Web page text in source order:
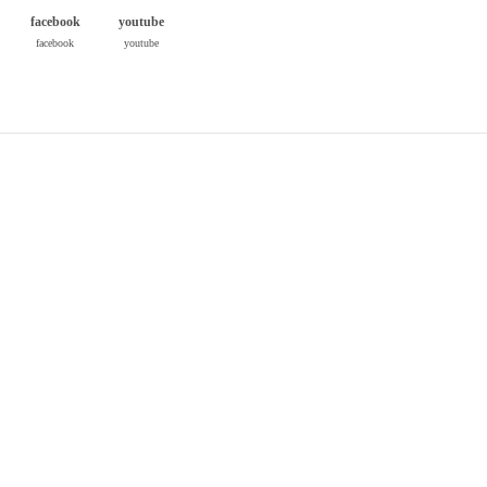
facebook
facebook
youtube
youtube